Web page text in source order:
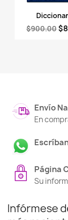
Vista
$900.00
Envío
En
Página
Su
Infórmese